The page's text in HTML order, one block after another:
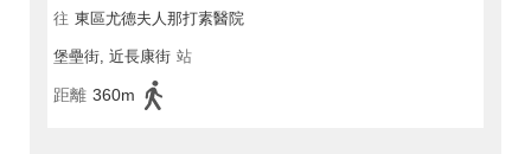
往 東區尤德夫人那打素醫院
堡壘街, 近長康街 站
距離 360m